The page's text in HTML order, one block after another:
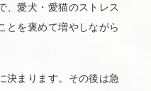
、愛犬・愛猫のストレス
とを褒めて増やしながら
決まります。その後は急